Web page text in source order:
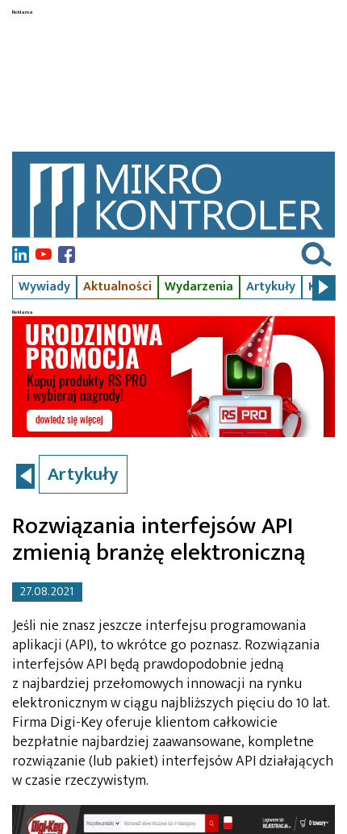
Wywiady Aktualności Wydarzenia Artykuły Kursy
Artykuły
Rozwiązania interfejsów API
zmienią branżę elektroniczną
27.08.2021
Jeśli nie znasz jeszcze interfejsu programowania
aplikacji (API), to wkrótce go poznasz. Rozwiązania
interfejsów API będą prawdopodobnie jedną
z najbardziej przełomowych innowacji na rynku
elektronicznym w ciągu najbliższych pięciu do 10 lat.
Firma Digi-Key oferuje klientom całkowicie
bezpłatnie najbardziej zaawansowane, kompletne
rozwiązanie (lub pakiet) interfejsów API działających
w czasie rzeczywistym.